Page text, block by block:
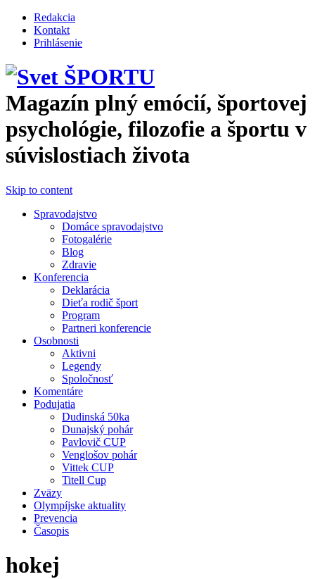
Skočiť na hlavný obsah
Redakcia
Kontakt
Prihlásenie
Magazín plný emócií, športovej
psychológie, filozofie a športu v
súvislostiach života
Skip to content
Spravodajstvo
Domáce spravodajstvo
Fotogalérie
Blog
Zdravie
Konferencia
Deklarácia
Dieťa rodič šport
Program
Partneri konferencie
Osobnosti
Aktivni
Legendy
Spoločnosť
Komentáre
Podujatia
Dudinská 50ka
Dunajský pohár
Pavlovič CUP
Venglošov pohár
Vittek CUP
Titell Cup
Zväzy
Olympíjske aktuality
Prevencia
Časopis
hokej